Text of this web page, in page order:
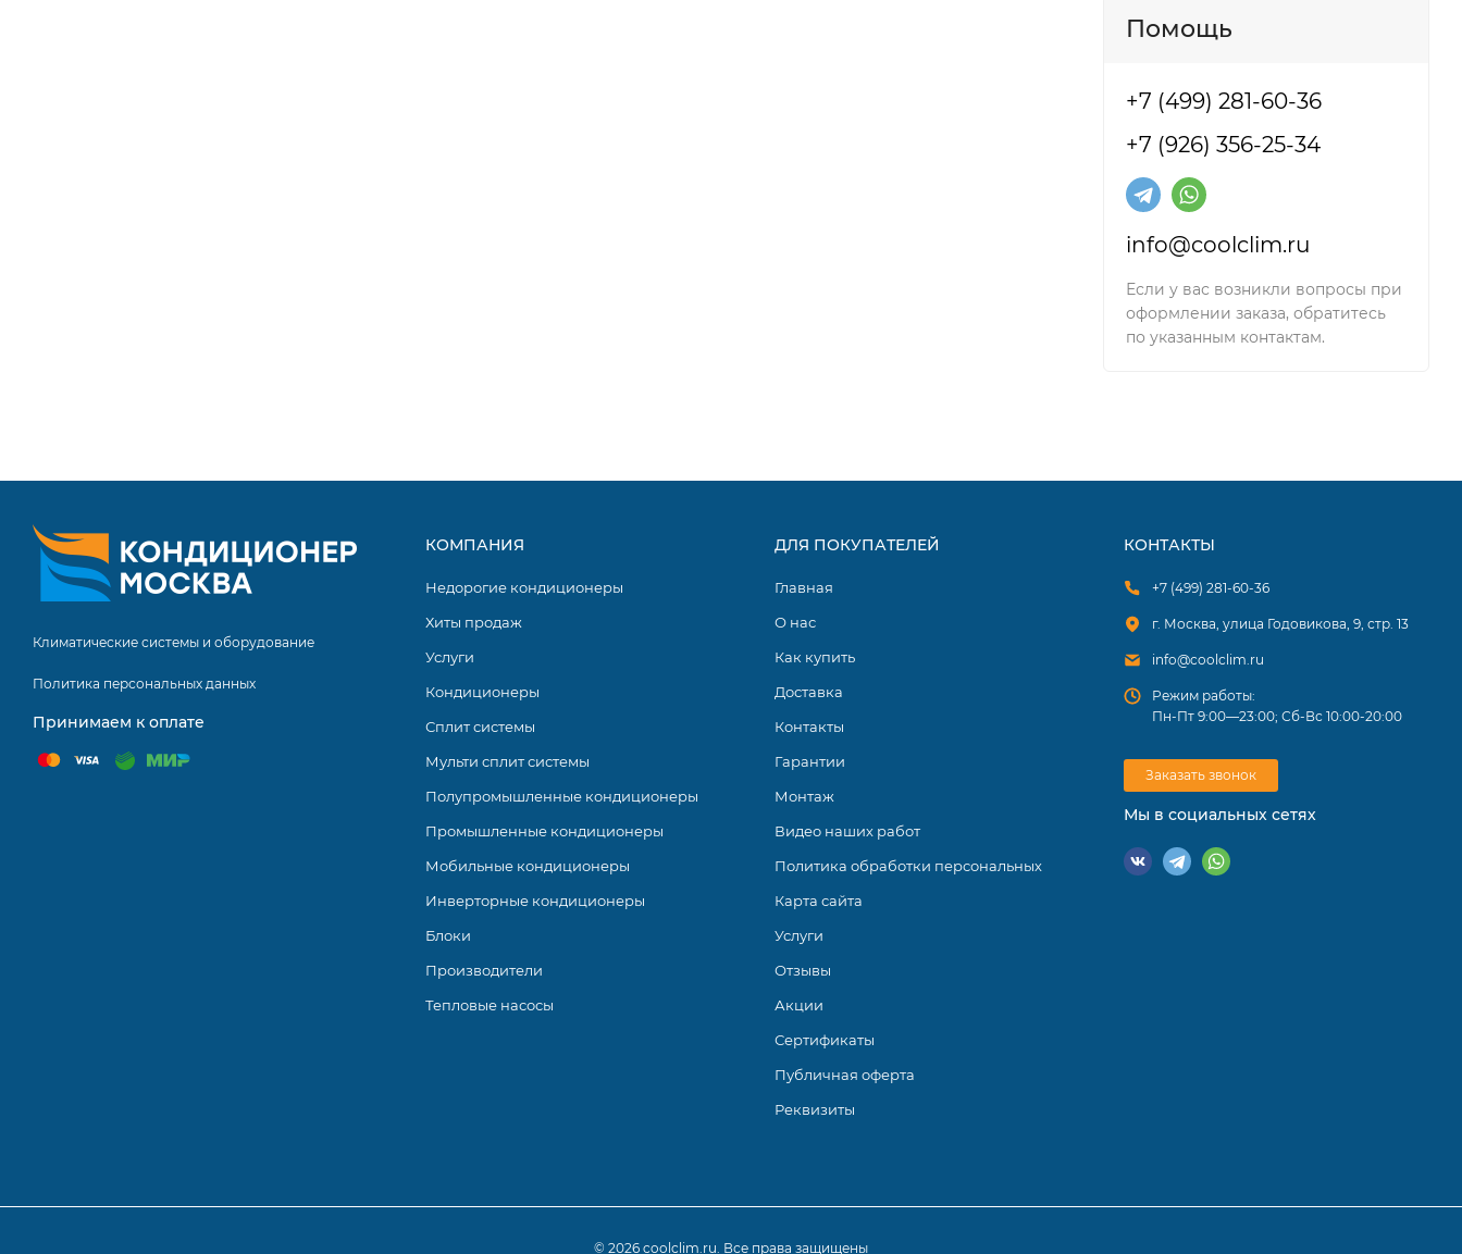
Помощь
+7 (499) 281-60-36
+7 (926) 356-25-34
info@coolclim.ru
Если у вас возникли вопросы при
оформлении заказа, обратитесь
по указанным контактам.
Климатические системы и оборудование
Политика персональных данных
Принимаем к оплате
КОМПАНИЯ
Недорогие кондиционеры
Хиты продаж
Услуги
Кондиционеры
Сплит системы
Мульти сплит системы
Полупромышленные кондиционеры
Промышленные кондиционеры
Мобильные кондиционеры
Инверторные кондиционеры
Блоки
Производители
Тепловые насосы
ДЛЯ ПОКУПАТЕЛЕЙ
Главная
О нас
Как купить
Доставка
Контакты
Гарантии
Монтаж
Видео наших работ
Политика обработки персональных
Карта сайта
Услуги
Отзывы
Акции
Сертификаты
Публичная оферта
Реквизиты
КОНТАКТЫ
+7 (499) 281-60-36
г. Москва, улица Годовикова, 9, стр. 13
info@coolclim.ru
Режим работы:
Пн-Пт 9:00—23:00; Сб-Вс 10:00-20:00
Заказать звонок
Мы в социальных сетях
© 2026 coolclim.ru. Все права защищены